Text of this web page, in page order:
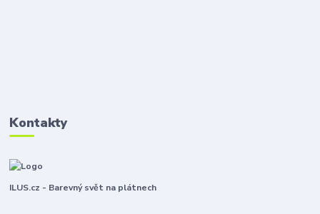
Kontakty
ILUS.cz - Barevný svět na plátnech